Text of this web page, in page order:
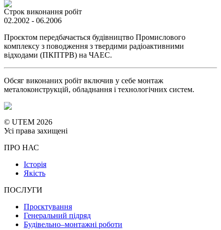
Строк виконання робіт
02.2002 - 06.2006
Проєктом передбачається будівництво Промислового
комплексу з поводження з твердими радіоактивними
відходами (ПКПТРВ) на ЧАЕС.
Обсяг виконаних робіт включив у себе монтаж
металоконструкцій, обладнання і технологічних систем.
© UTEM 2026
Усі права захищені
ПРО НАС
Історія
Якість
ПОСЛУГИ
Проєктування
Генеральний підряд
Будівельно–монтажні роботи